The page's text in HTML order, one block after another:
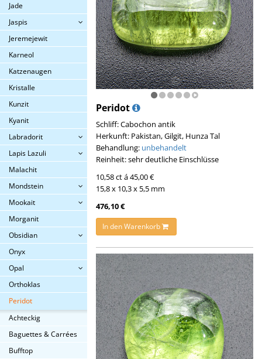
Jade
Jaspis
Jeremejewit
Karneol
Katzenaugen
Kristalle
Kunzit
Kyanit
Labradorit
Lapis Lazuli
Malachit
Mondstein
Mookait
Morganit
Obsidian
Onyx
Opal
Orthoklas
Peridot
Achteckig
Baguettes & Carrées
Bufftop
Peridot
Schliff: Cabochon antik
Herkunft: Pakistan, Gilgit, Hunza Tal
Behandlung: unbehandelt
Reinheit: sehr deutliche Einschlüsse
10,58 ct á 45,00 €
15,8 x 10,3 x 5,5 mm
476,10 €
In den Warenkorb